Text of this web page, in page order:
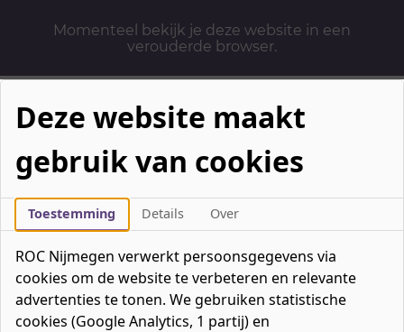
Momenteel bekijk je deze website in een
verouderde browser.
Mbo-opleidingen
Werken & Leren
Mavo / havo / vwo
Contact
Over ons
Bedrijven
Deze website maakt
gebruik van cookies
Toestemming Details Over
ROC Nijmegen verwerkt persoonsgegevens via
cookies om de website te verbeteren en relevante
advertenties te tonen. We gebruiken statistische
cookies (Google Analytics, 1 partij) en